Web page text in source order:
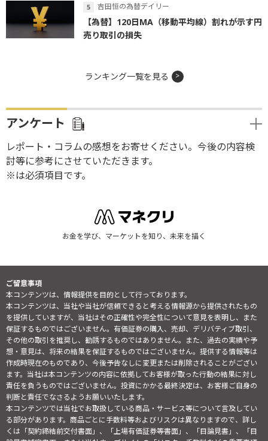
吉田恒の為替デイリー
【為替】120日MA（移動平均線）割れが示す円
売り取引の損失
ランキング一覧を見る
アンケート
レポート・コラムの感想をお寄せください。今後の内容検
討等に参考にさせていただきます。
※は必須項目です。
お金を学び、マーケットを知り、未来を描く
ご留意事項
本コンテンツは、情報提供を目的として行っております。
本コンテンツは、当社や当社が信頼できると考える情報源から提供されたもの
を提供していますが、当社はその正確性や完全性について意見を表明し、また
保証するものではございません。有価証券の購入、売却、デリバティブ取引、
その他の取引を推奨し、勧誘するものではありません。また、過去の実績や予
想・意見は、将来の結果を保証するものではございません。提供する情報等は
作成時現在のものであり、今後予告なしに変更または削除されることがござい
ます。当社は本コンテンツの内容に依拠してお客様が取った行動の結果に対し
責任を負うものではございません。投資にかかる最終決定は、お客様ご自身の
判断と責任でなさるようお願いいたします。
本コンテンツでは当社でお取扱している商品・サービス等について言及してい
る部分があります。商品ごとに手数料等およびリスクは異なりますので、詳し
くは「契約締結前交付書面」、「上場有価証券等書面」、「目論見書」、「目